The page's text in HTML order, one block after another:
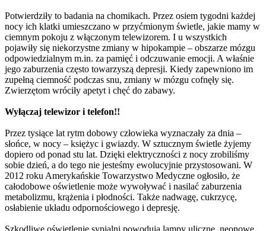
Potwierdziły to badania na chomikach. Przez osiem tygodni każdej
nocy ich klatki umieszczano w przyćmionym świetle, jakie mamy w
ciemnym pokoju z włączonym telewizorem. I u wszystkich
pojawiły się niekorzystne zmiany w hipokampie – obszarze mózgu
odpowiedzialnym m.in. za pamięć i odczuwanie emocji. A właśnie
jego zaburzenia często towarzyszą depresji. Kiedy zapewniono im
zupełną ciemność podczas snu, zmiany w mózgu cofnęły się.
Zwierzętom wróciły apetyt i chęć do zabawy.
Wyłączaj telewizor i telefon!!
Przez tysiące lat rytm dobowy człowieka wyznaczały za dnia –
słońce, w nocy – księżyc i gwiazdy. W sztucznym świetle żyjemy
dopiero od ponad stu lat. Dzięki elektryczności z nocy zrobiliśmy
sobie dzień, a do tego nie jesteśmy ewolucyjnie przystosowani. W
2012 roku Amerykańskie Towarzystwo Medyczne ogłosiło, że
całodobowe oświetlenie może wywoływać i nasilać zaburzenia
metabolizmu, krążenia i płodności. Także nadwagę, cukrzycę,
osłabienie układu odpornościowego i depresję.
Szkodliwe oświetlenie sypialni powodują lampy uliczne, neonowe